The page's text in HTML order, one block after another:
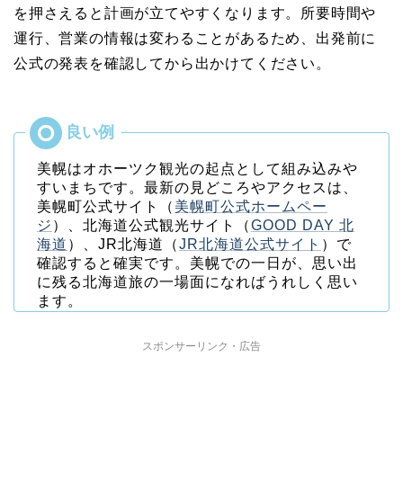
を押さえると計画が立てやすくなります。所要時間や
運行、営業の情報は変わることがあるため、出発前に
公式の発表を確認してから出かけてください。
美幌はオホーツク観光の起点として組み込みや
すいまちです。最新の見どころやアクセスは、
美幌町公式サイト（ 美幌町公式ホームペー
ジ ）、北海道公式観光サイト（GOOD DAY 北
海道 ）、JR北海道（JR北海道公式サイト ）で
確認すると確実です。美幌での一日が、思い出
に残る北海道旅の一場面になればうれしく思い
ます。
スポンサーリンク・広告